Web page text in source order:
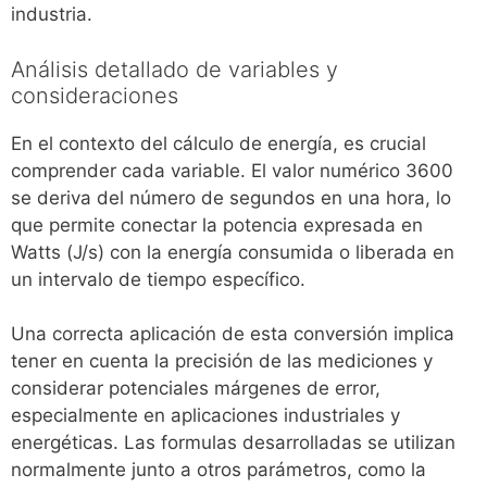
industria.
Análisis detallado de variables y
consideraciones
En el contexto del cálculo de energía, es crucial
comprender cada variable. El valor numérico 3600
se deriva del número de segundos en una hora, lo
que permite conectar la potencia expresada en
Watts (J/s) con la energía consumida o liberada en
un intervalo de tiempo específico.
Una correcta aplicación de esta conversión implica
tener en cuenta la precisión de las mediciones y
considerar potenciales márgenes de error,
especialmente en aplicaciones industriales y
energéticas. Las formulas desarrolladas se utilizan
normalmente junto a otros parámetros, como la